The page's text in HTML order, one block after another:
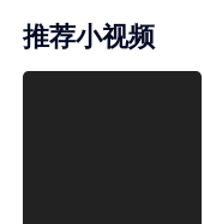
推荐小视频